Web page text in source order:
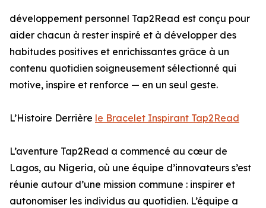
développement personnel Tap2Read est conçu pour
aider chacun à rester inspiré et à développer des
habitudes positives et enrichissantes grâce à un
contenu quotidien soigneusement sélectionné qui
motive, inspire et renforce — en un seul geste.
L’Histoire Derrière le Bracelet Inspirant Tap2Read
L’aventure Tap2Read a commencé au cœur de
Lagos, au Nigeria, où une équipe d’innovateurs s’est
réunie autour d’une mission commune : inspirer et
autonomiser les individus au quotidien. L’équipe a